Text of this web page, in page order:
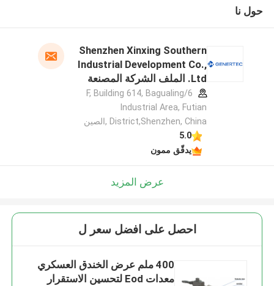
حول نا
Shenzhen Xinxing Southern
Industrial Development Co.,
Ltd. الملف الشركة المصنعة
6/F, Building 614, Bagualing
Industrial Area, Futian
District,Shenzhen, China ,الصين
5.0
يدقّق ممون
عرض المزيد
احصل على افضل سعر ل
400 ملم عرض الخندق العسكري
معدات Eod لتحسين الاستقرار